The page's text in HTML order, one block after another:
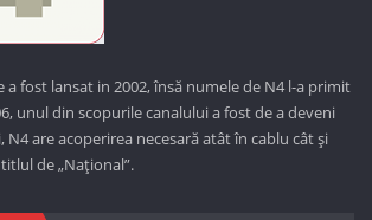
a fost lansat in 2002, însă numele de N4 l-a primit
unul din scopurile canalului a fost de a deveni
N4 are acoperirea necesară atât în cablu cât și
de „Național”.